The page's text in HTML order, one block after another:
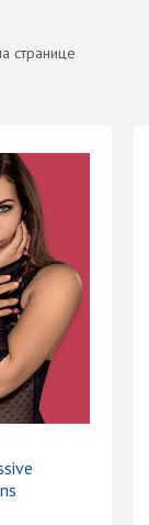
странице